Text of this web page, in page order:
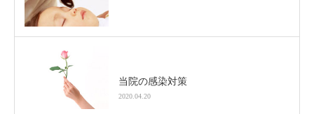
当院の感染対策
2020.04.20